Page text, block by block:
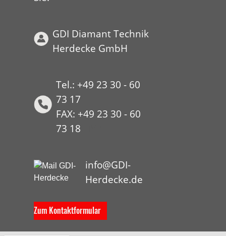
GDI Diamant Technik
Herdecke GmbH
Tel.: +49 23 30 - 60
73 17
FAX: +49 23 30 - 60
73 18
info@GDI-
Herdecke.de
Zum Kontaktformular